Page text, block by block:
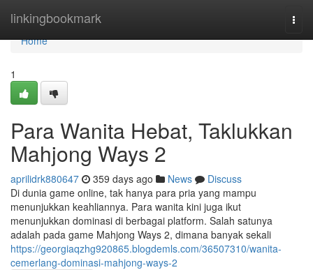
linkingbookmark
Home
Home
1
Para Wanita Hebat, Taklukkan
Mahjong Ways 2
aprilidrk880647 359 days ago News
Discuss
Di dunia game online, tak hanya para pria yang mampu
menunjukkan keahliannya. Para wanita kini juga ikut
menunjukkan dominasi di berbagai platform. Salah satunya
adalah pada game Mahjong Ways 2, dimana banyak sekali
https://georgiaqzhg920865.blogdemls.com/36507310/wanita-
cemerlang-dominasi-mahjong-ways-2